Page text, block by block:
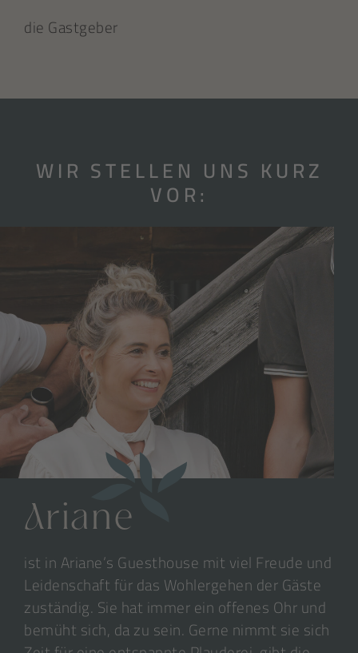
die Gastgeber
WIR STELLEN UNS KURZ
VOR:
Ariane
ist in Ariane’s Guesthouse mit viel Freude und
Leidenschaft für das Wohlergehen der Gäste
zuständig. Sie hat immer ein offenes Ohr und
bemüht sich, da zu sein. Gerne nimmt sie sich